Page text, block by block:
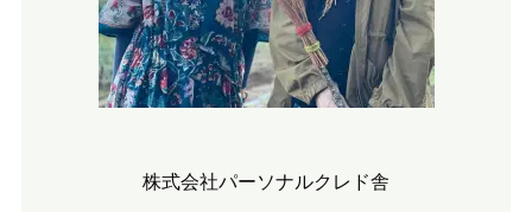
株式会社パーソナルクレド舎